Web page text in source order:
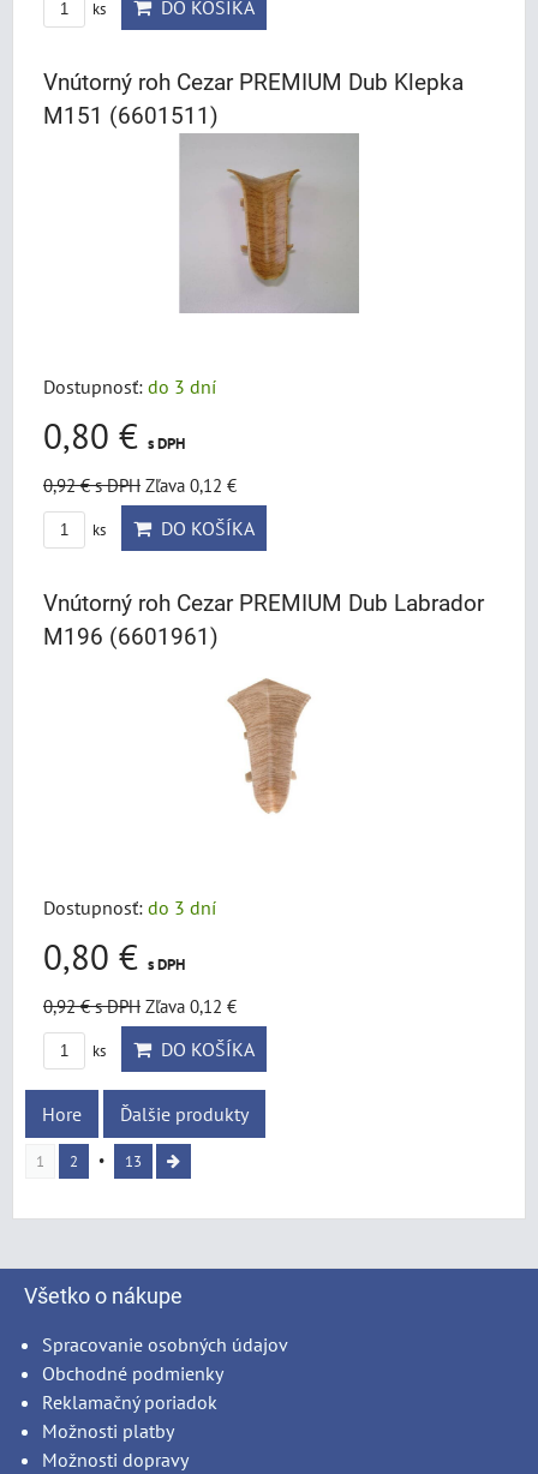
ks DO KOŠÍKA
Vnútorný roh Cezar PREMIUM Dub Klepka
M151 (6601511)
Dostupnosť: do 3 dní
0,80 € s DPH
0,92 €s DPH Zľava 0,12 €
ks DO KOŠÍKA
Vnútorný roh Cezar PREMIUM Dub Labrador
M196 (6601961)
Dostupnosť: do 3 dní
0,80 € s DPH
0,92 €s DPH Zľava 0,12 €
ks DO KOŠÍKA
Hore Ďalšie produkty
1 2 13
Všetko o nákupe
Spracovanie osobných údajov
Obchodné podmienky
Reklamačný poriadok
Možnosti platby
Možnosti dopravy